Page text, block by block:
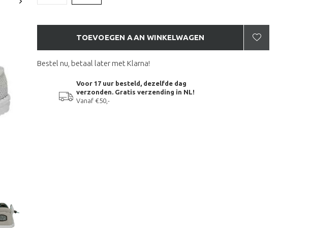
TOEVOEGEN AAN WINKELWAGEN
Bestel nu, betaal later met Klarna!
Voor 17 uur besteld, dezelfde dag
verzonden. Gratis verzending in NL!
Vanaf €50,-